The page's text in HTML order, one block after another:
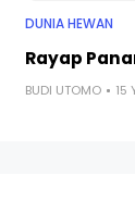
DUNIA HEWAN
Rayap
BUDI UTOMO 15